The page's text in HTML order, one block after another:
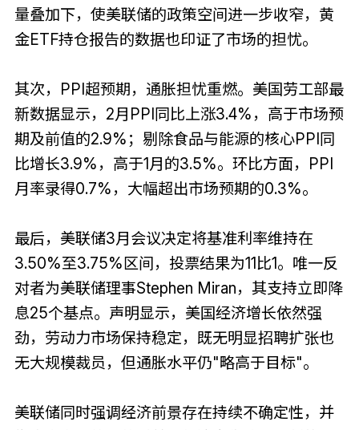
量叠加下，使美联储的政策空间进一步收窄，黄
金ETF持仓报告的数据也印证了市场的担忧。
其次，PPI超预期，通胀担忧重燃。美国劳工部最
新数据显示，2月PPI同比上涨3.4%，高于市场预
期及前值的2.9%；剔除食品与能源的核心PPI同
比增长3.9%，高于1月的3.5%。环比方面，PPI
月率录得0.7%，大幅超出市场预期的0.3%。
最后，美联储3月会议决定将基准利率维持在
3.50%至3.75%区间，投票结果为11比1。唯一反
对者为美联储理事Stephen Miran，其支持立即降
息25个基点。声明显示，美国经济增长依然强
劲，劳动力市场保持稳定，既无明显招聘扩张也
无大规模裁员，但通胀水平仍"略高于目标"。
美联储同时强调经济前景存在持续不确定性，并